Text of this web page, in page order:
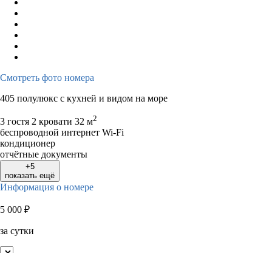
Смотреть фото номера
405 полулюкс с кухней и видом на море
3 гостя 2 кровати 32 м2
беспроводной интернет Wi-Fi
кондиционер
отчётные документы
+5
показать ещё
Информация о номере
5 000 ₽
за сутки